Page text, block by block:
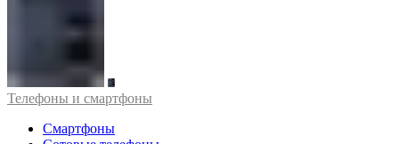
Телефоны и смартфоны
Смартфоны